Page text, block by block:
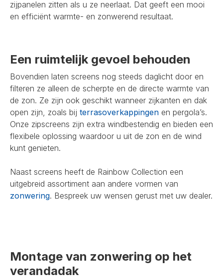
zijpanelen zitten als u ze neerlaat. Dat geeft een mooi
en efficiënt warmte- en zonwerend resultaat.
Een ruimtelijk gevoel behouden
Bovendien laten screens nog steeds daglicht door en
filteren ze alleen de scherpte en de directe warmte van
de zon. Ze zijn ook geschikt wanneer zijkanten en dak
open zijn, zoals bij terrasoverkappingen en pergola’s.
Onze zipscreens zijn extra windbestendig en bieden een
flexibele oplossing waardoor u uit de zon en de wind
kunt genieten.
Naast screens heeft de Rainbow Collection een
uitgebreid assortiment aan andere vormen van
zonwering. Bespreek uw wensen gerust met uw dealer.
Montage van zonwering op het
verandadak